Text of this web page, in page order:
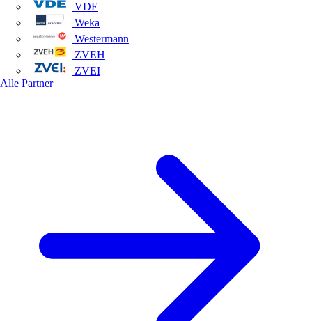
VDE
Weka
Westermann
ZVEH
ZVEI
Alle Partner